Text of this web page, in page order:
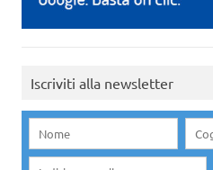
Iscriviti alla newsletter